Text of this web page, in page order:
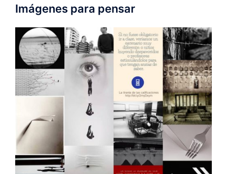
Imágenes para pensar